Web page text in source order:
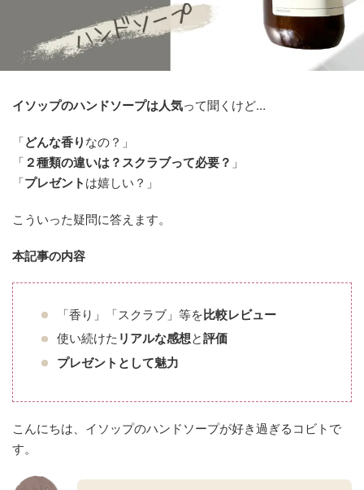
イソップのハンドソープは人気って聞くけど…
「どんな香り なの？」
「 ２種類の違いは？スクラブって必要？ 」
「プレゼント は嬉しい？」
こういった疑問に答えます。
本記事の内容
「香り」「スクラブ」等を比較レビュー
使い続けた リアルな感想と評価
プレゼントとして魅力
こんにちは、イソップのハンドソープが好き過ぎるコビトで
す。